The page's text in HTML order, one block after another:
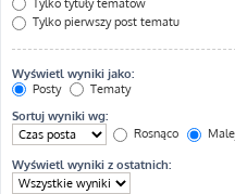
Tylko pierwszy post tematu
Wyświetl wyniki jako:
Posty
Tematy
Sortuj wyniki wg:
Rosnąco
Wyświetl wyniki z ostatnich: